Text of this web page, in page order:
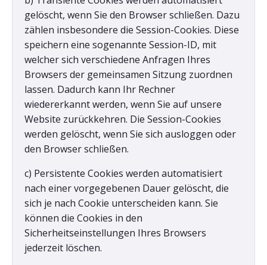
gelöscht, wenn Sie den Browser schließen. Dazu
zählen insbesondere die Session-Cookies. Diese
speichern eine sogenannte Session-ID, mit
welcher sich verschiedene Anfragen Ihres
Browsers der gemeinsamen Sitzung zuordnen
lassen. Dadurch kann Ihr Rechner
wiedererkannt werden, wenn Sie auf unsere
Website zurückkehren. Die Session-Cookies
werden gelöscht, wenn Sie sich ausloggen oder
den Browser schließen.
c) Persistente Cookies werden automatisiert
nach einer vorgegebenen Dauer gelöscht, die
sich je nach Cookie unterscheiden kann. Sie
können die Cookies in den
Sicherheitseinstellungen Ihres Browsers
jederzeit löschen.